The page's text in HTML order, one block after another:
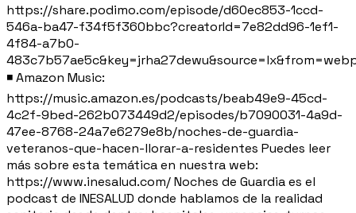
https://share.podimo.com/episode/d60ec853-1ccd-
546a-ba47-f34f5f360bbc?creatorId=7e82dd96-1ef1-
4f84-a7b0-
◾ Amazon Music:
https://music.amazon.es/podcasts/beab49e9-45cd-
4c2f-9bed-262b073449d2/episodes/b7090031-4a9d-
47ee-8768-24a7e6279e8b/noches-de-guardia-
veteranos-que-hacen-llorar-a-residentes Puedes leer
más sobre esta temática en nuestra web:
https://www.inesalud.com/ Noches de Guardia es el
podcast de INESALUD donde hablamos de la realidad